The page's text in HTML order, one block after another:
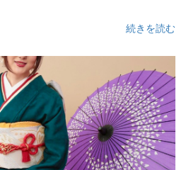
続きを読む